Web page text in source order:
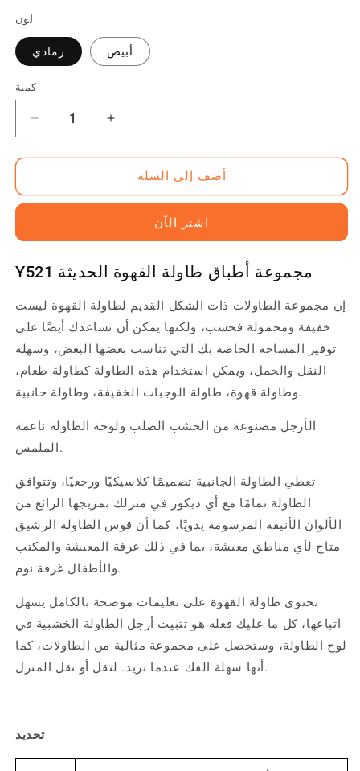
لون
رمادي أبيض
كمية
ل
مجموعة
القهوة
الحديثة
زيادة
ل
Y521
مجموعة
القهوة
الحديثة
أضف إلى السلة
اشتر الآن
Y521 مجموعة أطباق طاولة القهوة الحديثة
إن مجموعة الطاولات ذات الشكل القديم لطاولة القهوة ليست
خفيفة ومحمولة فحسب، ولكنها يمكن أن تساعدك أيضًا على
توفير المساحة الخاصة بك التي تناسب بعضها البعض، وسهلة
النقل والحمل، ويمكن استخدام هذه الطاولة كطاولة طعام،
وطاولة قهوة، طاولة الوجبات الخفيفة، وطاولة جانبية.
الأرجل مصنوعة من الخشب الصلب ولوحة الطاولة ناعمة
الملمس.
تعطي الطاولة الجانبية تصميمًا كلاسيكيًا ورجعيًا، وتتوافق
الطاولة تمامًا مع أي ديكور في منزلك بمزيجها الرائع من
الألوان الأنيقة المرسومة يدويًا، كما أن قوس الطاولة الرشيق
متاح لأي مناطق معيشة، بما في ذلك غرفة المعيشة والمكتب
والأطفال غرفة نوم.
تحتوي طاولة القهوة على تعليمات موضحة بالكامل يسهل
اتباعها، كل ما عليك فعله هو تثبيت أرجل الطاولة الخشبية في
لوح الطاولة، وستحصل على مجموعة مثالية من الطاولات، كما
أنها سهلة الفك عندما تريد. لنقل أو نقل المنزل.
تحديد